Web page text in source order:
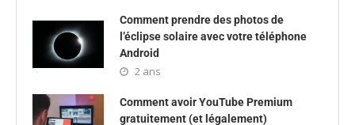
Comment prendre des photos de
l’éclipse solaire avec votre téléphone
Android
2 ans
Comment avoir YouTube Premium
gratuitement (et légalement)